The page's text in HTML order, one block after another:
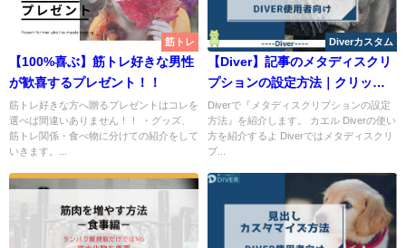
筋トレ
【100%喜ぶ】筋トレ好きな男性
が歓喜するプレゼント！！
筋トレ好きな方へ贈るプレゼントはコレを
選べば間違いありません！！ ・グッズ、
筋トレ関係・食べ物に分けての紹介をして
いきます。...
Diverカスタム
【Diver】記事のメタディスクリ
プションの設定方法｜クリック
率上昇
Diverで『メタディスクリプションの設定
方法』を紹介します。 カエル Diverの使い
方を紹介するよ Diverではメタディスクリ
プ...